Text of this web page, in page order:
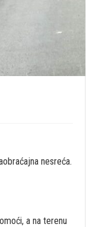
nesreća.
a na terenu